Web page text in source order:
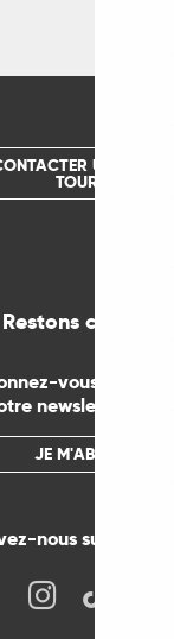
UN OFFICE
TOURISME
Restons connectés
vous
newsletter
JE M'ABONNE
nous sur les